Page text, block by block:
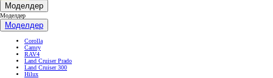
Моделдер
Моделдер
Моделдер
Corolla
Camry
RAV4
Land Cruiser Prado
Land Cruiser 300
Hilux